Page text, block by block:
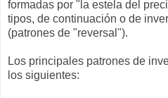
formadas por "la estela del
tipos, de continuación o de
(patrones de "reversal").
Los principales patrones de
los siguientes: